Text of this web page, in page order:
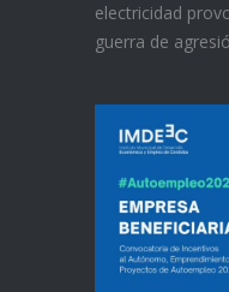
electricidad
guerra de